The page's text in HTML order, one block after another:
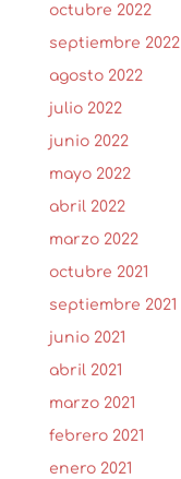
octubre 2022
septiembre 2022
agosto 2022
julio 2022
junio 2022
mayo 2022
abril 2022
marzo 2022
octubre 2021
septiembre 2021
junio 2021
abril 2021
marzo 2021
febrero 2021
enero 2021